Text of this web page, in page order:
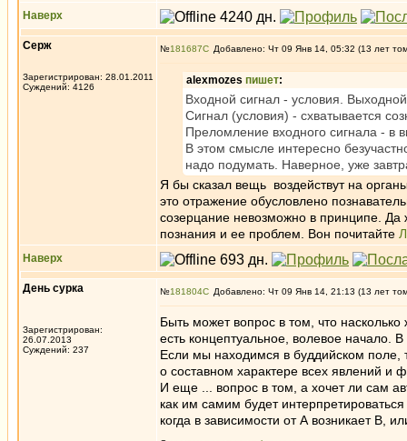
Наверх
Серж
Зарегистрирован: 28.01.2011
Суждений: 4126
№181687 Добавлено: Чт 09 Янв 14, 05:32 (13 лет
alexmozes пишет:
Входной сигнал - условия.
Сигнал (условия) - схватывается
Преломление входного сигнала - в
В этом смысле интересно
надо подумать. Наверное, уже
Я бы сказал вещь воздействут на
это отражение обусловлено
созерцание невозможно в принципе. Да
познания и ее проблем. Вон почитайте
Наверх
День сурка
Зарегистрирован:
26.07.2013
Суждений: 237
№181804 Добавлено: Чт 09 Янв 14, 21:13 (13 лет
Быть может вопрос в том, что
есть концептуальное, волевое начало.
Если мы находимся в буддийском поле,
о составном характере всех явлений и
И еще ... вопрос в том, а хочет ли сам
как им самим будет
когда в зависимости от А возникает В,